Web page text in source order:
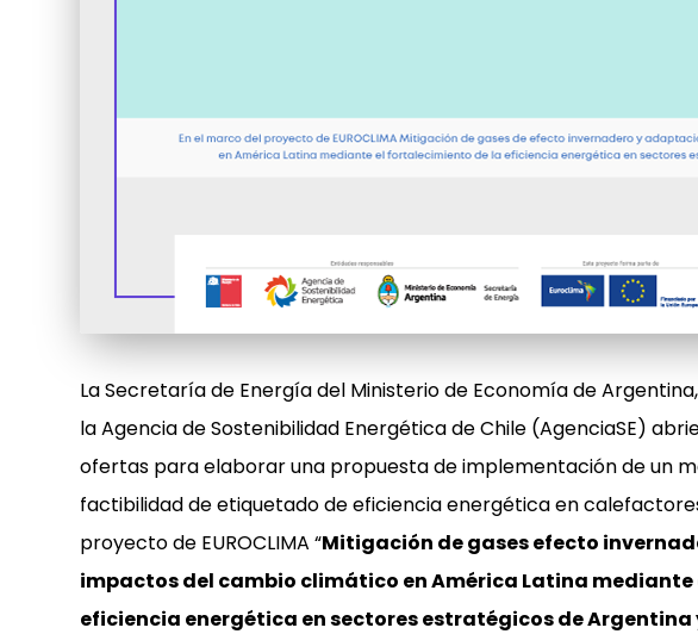
La Secretaría de Energía del Ministerio de Economía de
la Agencia de Sostenibilidad Energética de Chile (AgenciaSE)
ofertas para elaborar una propuesta de implementación de un
factibilidad de etiquetado de eficiencia energética en
proyecto de EUROCLIMA “Mitigación de gases efecto
impactos del cambio climático en América Latina
eficiencia energética en sectores estratégicos de Argentina